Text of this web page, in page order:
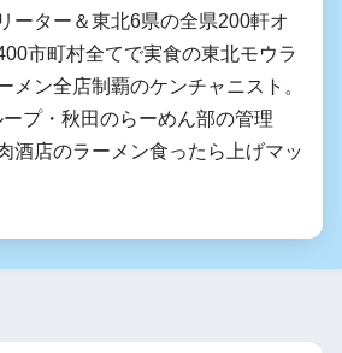
ーター＆東北6県の全県200軒オ
市町村全てで実食の東北モウラ
メン全店制覇のケンチャニスト。
プ・秋田のらーめん部の管理
酒店のラーメン食ったら上げマッ